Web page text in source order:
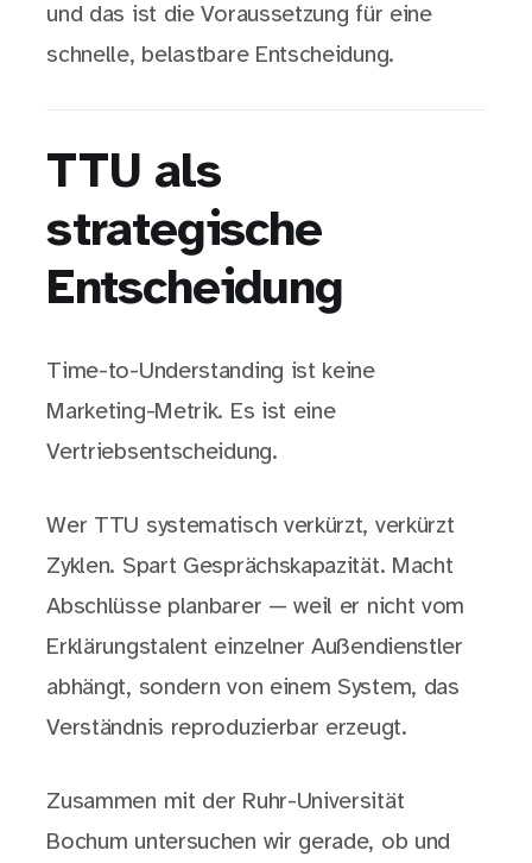
und das ist die Voraussetzung für eine
schnelle, belastbare Entscheidung.
TTU als
strategische
Entscheidung
Time-to-Understanding ist keine
Marketing-Metrik. Es ist eine
Vertriebsentscheidung.
Wer TTU systematisch verkürzt, verkürzt
Zyklen. Spart Gesprächskapazität. Macht
Abschlüsse planbarer — weil er nicht vom
Erklärungstalent einzelner Außendienstler
abhängt, sondern von einem System, das
Verständnis reproduzierbar erzeugt.
Zusammen mit der Ruhr-Universität
Bochum untersuchen wir gerade, ob und